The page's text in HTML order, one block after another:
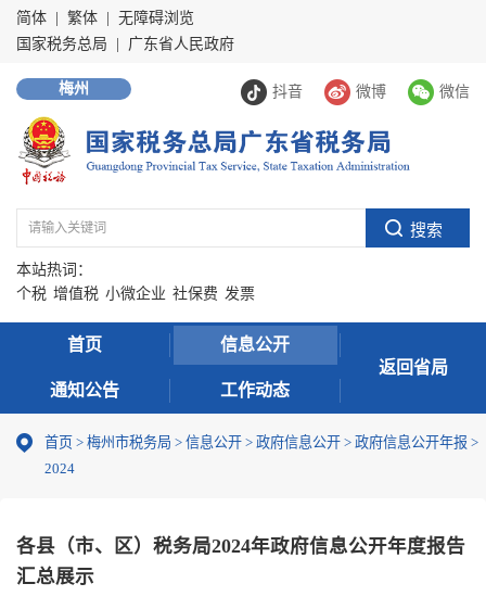
简体 繁体
无障碍浏览
国家税务总局
广东省人民政府
抖音 微博 微信
梅州
本站热词：
个税 增值税 小微企业 社保费 发票
首页 信息公开
通知公告 工作动态
返回省局
首页 > 梅州市税务局 > 信息公开 > 政府信息公开 > 政府信息公开年报 >
2024
各县（市、区）税务局2024年政府信息公开年度报告
汇总展示